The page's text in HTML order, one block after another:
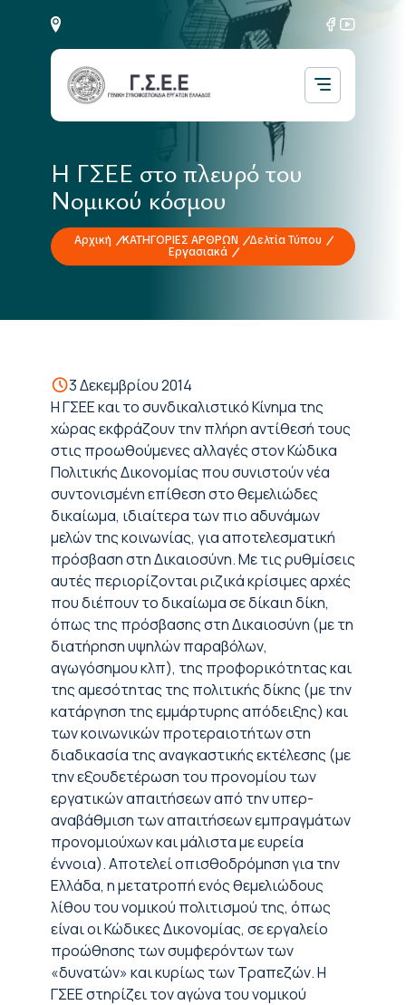
Η ΓΣΕΕ στο πλευρό του
Νομικού κόσμου
Αρχική ΚΑΤΗΓΟΡΙΕΣ ΑΡΘΡΩΝ
Δελτία Τύπου
Εργασιακά
3 Δεκεμβρίου 2014
Η ΓΣΕΕ και το συνδικαλιστικό Κίνημα της
χώρας εκφράζουν την πλήρη αντίθεσή τους
στις προωθούμενες αλλαγές στον Κώδικα
Πολιτικής Δικονομίας που συνιστούν νέα
συντονισμένη επίθεση στο θεμελιώδες
δικαίωμα, ιδιαίτερα των πιο αδυνάμων
μελών της κοινωνίας, για αποτελεσματική
πρόσβαση στη Δικαιοσύνη. Με τις ρυθμίσεις
αυτές περιορίζονται ριζικά κρίσιμες αρχές
που διέπουν το δικαίωμα σε δίκαιη δίκη,
όπως της πρόσβασης στη Δικαιοσύνη (με τη
διατήρηση υψηλών παραβόλων,
αγωγόσημου κλπ), της προφορικότητας και
της αμεσότητας της πολιτικής δίκης (με την
κατάργηση της εμμάρτυρης απόδειξης) και
των κοινωνικών προτεραιοτήτων στη
διαδικασία της αναγκαστικής εκτέλεσης (με
την εξουδετέρωση του προνομίου των
εργατικών απαιτήσεων από την υπερ-
αναβάθμιση των απαιτήσεων εμπραγμάτων
προνομιούχων και μάλιστα με ευρεία
έννοια). Αποτελεί οπισθοδρόμηση για την
Ελλάδα, η μετατροπή ενός θεμελιώδους
λίθου του νομικού πολιτισμού της, όπως
είναι οι Κώδικες Δικονομίας, σε εργαλείο
προώθησης των συμφερόντων των
«δυνατών» και κυρίως των Τραπεζών. Η
ΓΣΕΕ στηρίζει τον αγώνα του νομικού